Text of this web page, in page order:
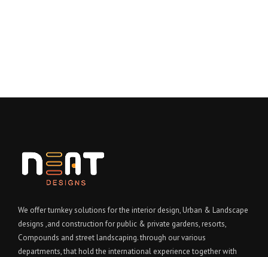
We offer turnkey solutions for the interior design, Urban & Landscape
designs ,and construction for public & private gardens, resorts,
Compounds and street landscaping. through our various
departments, that hold the international experience together with